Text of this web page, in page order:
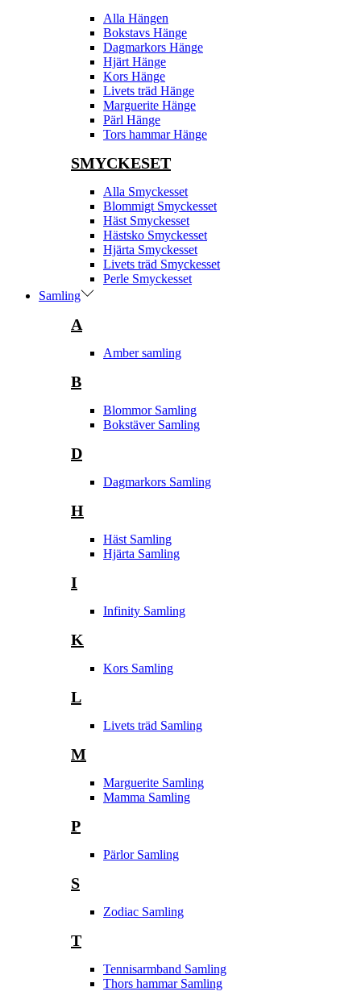
Alla Hängen
Bokstavs Hänge
Dagmarkors Hänge
Hjärt Hänge
Kors Hänge
Livets träd Hänge
Marguerite Hänge
Pärl Hänge
Tors hammar Hänge
SMYCKESET
Alla Smyckesset
Blommigt Smyckesset
Häst Smyckesset
Hästsko Smyckesset
Hjärta Smyckesset
Livets träd Smyckesset
Perle Smyckesset
Samling
A
Amber samling
B
Blommor Samling
Bokstäver Samling
D
Dagmarkors Samling
H
Häst Samling
Hjärta Samling
I
Infinity Samling
K
Kors Samling
L
Livets träd Samling
M
Marguerite Samling
Mamma Samling
P
Pärlor Samling
S
Zodiac Samling
T
Tennisarmband Samling
Thors hammar Samling